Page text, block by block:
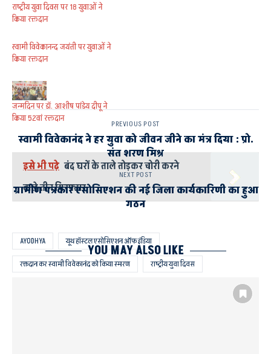
राष्ट्रीय युवा दिवस पर 18 युवाओं ने
किया रक्तदान
स्वामी विवेकानन्द जयंती पर युवाओं ने
किया रक्तदान
जन्मदिन पर डॉ. आशीष पांडेय दीपू ने
किया 52वां रक्तदान
इसे भी पढ़े बंद घरों के ताले तोड़कर चोरी करने
वाले तीन गिरफ्तार
AYODHYA यूथ हॉस्टल एसोसिएशन ऑफ इंडिया
रक्तदान कर स्वामी विवेकानंद को किया स्मरण राष्ट्रीय युवा दिवस
PREVIOUS POST
स्वामी विवेकानंद ने हर युवा को जीवन जीने का मंत्र दिया : प्रो.
संत शरण मिश्र
NEXT POST
ग्रामीण पत्रकार एसोसिएशन की नई जिला कार्यकारिणी का हुआ
गठन
YOU MAY ALSO LIKE